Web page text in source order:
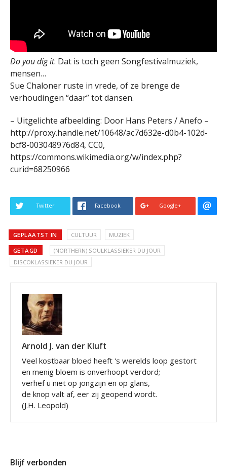
Do you dig it. Dat is toch geen Songfestivalmuziek,
mensen…
Sue Chaloner ruste in vrede, of ze brenge de
verhoudingen “daar” tot dansen.
– Uitgelichte afbeelding: Door Hans Peters / Anefo –
http://proxy.handle.net/10648/ac7d632e-d0b4-102d-
bcf8-003048976d84, CC0,
https://commons.wikimedia.org/w/index.php?
curid=68250966
Twitter Facebook Google+
GEPLAATST IN CULTUUR MUZIEK
GETAGD
(NORTHERN) SOULKLASSIEKER DU JOUR
DISCOKLASSIEKER DU JOUR
Arnold J. van der Kluft
Veel kostbaar bloed heeft 's werelds loop gestort
en menig bloem is onverhoopt verdord;
verhef u niet op jongzijn en op glans,
de knop valt af, eer zij geopend wordt.
(J.H. Leopold)
Blijf verbonden